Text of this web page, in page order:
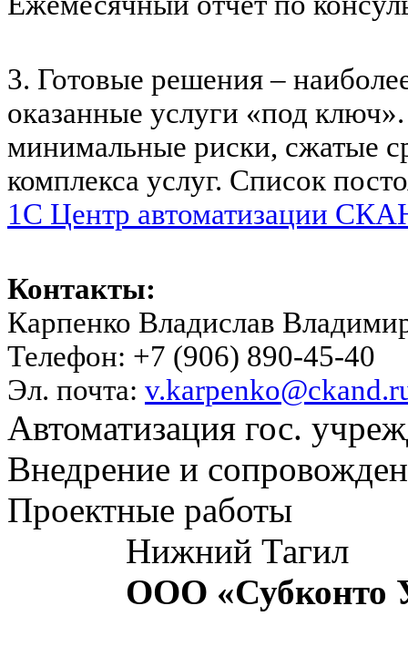
3. Готовые решения –
оказанные услуги «под
минимальные риски, сжатые
комплекса услуг. Список
1C Центр автоматизации
Контакты:
Карпенко Владислав
Телефон: +7 (906) 890-45-40
Эл. почта:
Автоматизация гос.
Внедрение и
Проектные работы
Нижний Тагил
ООО «Субконто